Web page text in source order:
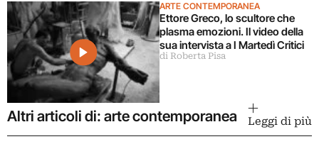
ARTE CONTEMPORANEA
Ettore Greco, lo scultore che
plasma emozioni. Il video della
sua intervista a I Martedì Critici
di Roberta Pisa
Altri articoli di: arte contemporanea Leggi di più